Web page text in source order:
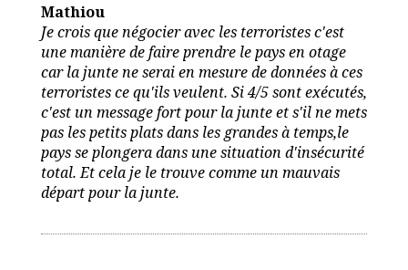
Mathiou
Je crois que négocier avec les terroristes c'est
une manière de faire prendre le pays en otage
car la junte ne serai en mesure de données à ces
terroristes ce qu'ils veulent. Si 4/5 sont exécutés,
c'est un message fort pour la junte et s'il ne mets
pas les petits plats dans les grandes à temps,le
pays se plongera dans une situation d'insécurité
total. Et cela je le trouve comme un mauvais
départ pour la junte.